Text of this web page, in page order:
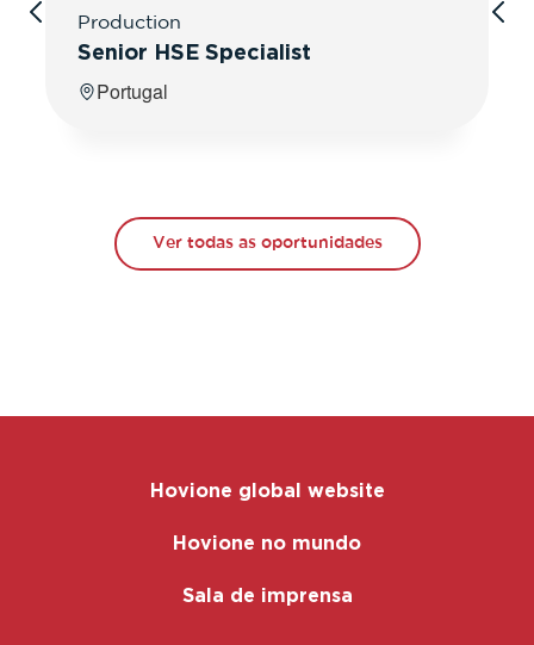
Production
Senior HSE Specialist
Portugal
Ver todas as oportunidades
Hovione global website
Hovione no mundo
Sala de imprensa